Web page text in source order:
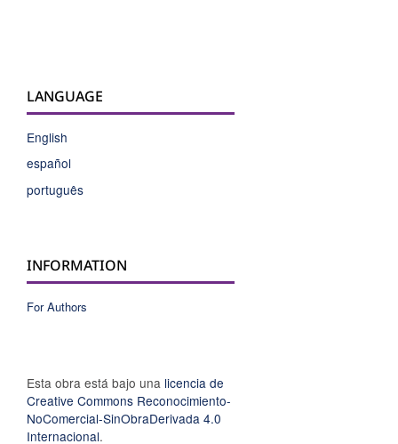
LANGUAGE
English
español
português
INFORMATION
For Authors
Esta obra está bajo una licencia de
Creative Commons Reconocimiento-
NoComercial-SinObraDerivada 4.0
Internacional.